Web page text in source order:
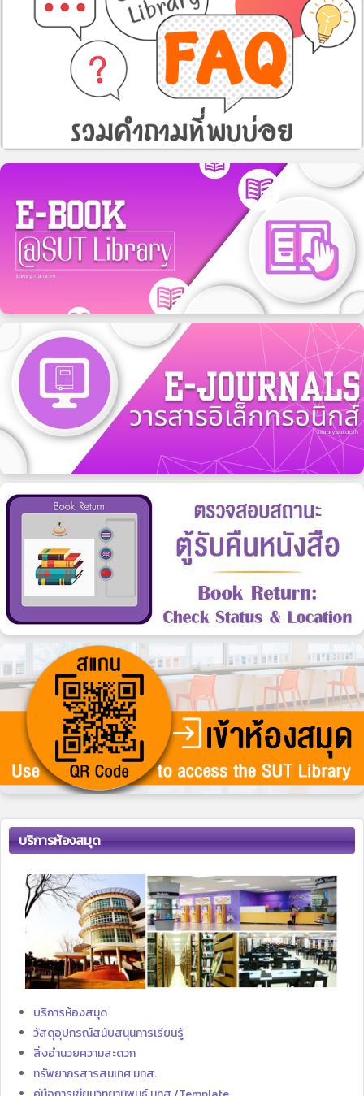
บริการห้องสมุด
บริการห้องสมุด
วัสดุอุปกรณ์สนับสนุนการเรียนรู้
สิ่งอำนวยความสะดวก
ทรัพยากรสารสนเทศ มทส.